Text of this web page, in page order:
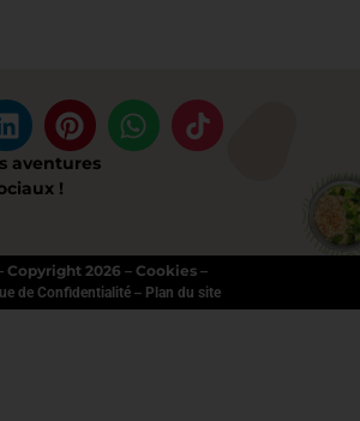
aventures
!
Copyright 2026 – Cookies –
de Confidentialité– Plan du site